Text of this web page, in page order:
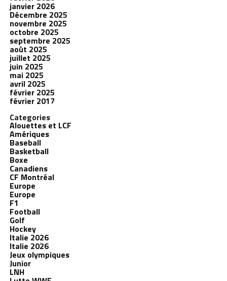
janvier 2026
Décembre 2025
novembre 2025
octobre 2025
septembre 2025
août 2025
juillet 2025
juin 2025
mai 2025
avril 2025
février 2025
février 2017
Categories
Alouettes et LCF
Amériques
Baseball
Basketball
Boxe
Canadiens
CF Montréal
Europe
Europe
F1
Football
Golf
Hockey
Italie 2026
Italie 2026
Jeux olympiques
Junior
LNH